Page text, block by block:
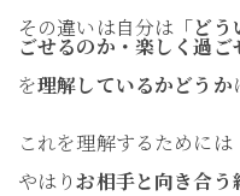
その違いは自分は 「ど
ごせるのか・楽しく過ご
を理解しているかどうか
これを理解するためには
やはりお相手と向き合う